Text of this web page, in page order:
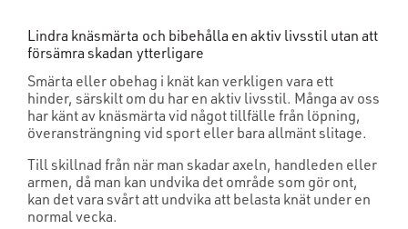
Lindra knäsmärta och bibehålla en aktiv livsstil utan att
försämra skadan ytterligare
Smärta eller obehag i knät kan verkligen vara ett
hinder, särskilt om du har en aktiv livsstil. Många av oss
har känt av knäsmärta vid något tillfälle från löpning,
överansträngning vid sport eller bara allmänt slitage.
Till skillnad från när man skadar axeln, handleden eller
armen, då man kan undvika det område som gör ont,
kan det vara svårt att undvika att belasta knät under en
normal vecka.